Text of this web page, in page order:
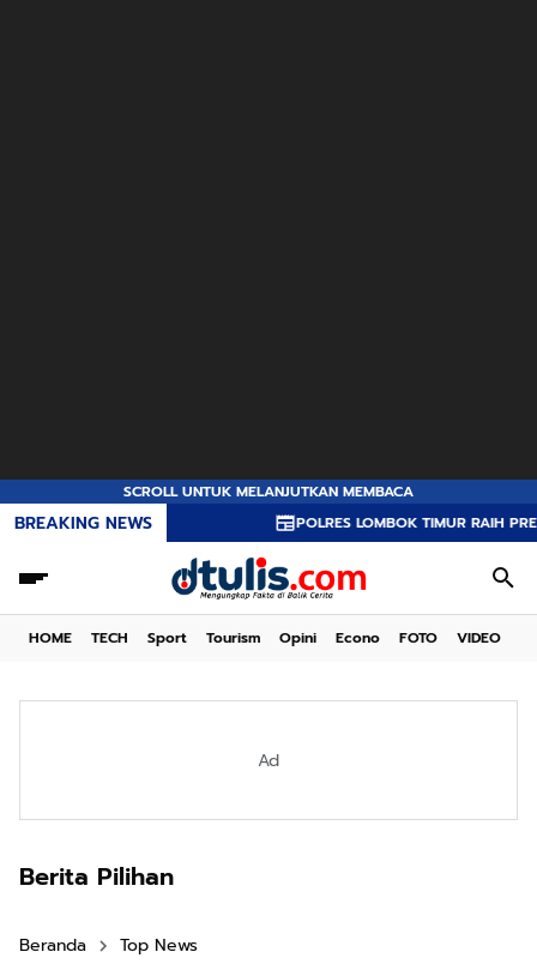
SCROLL UNTUK MELANJUTKAN MEMBACA
BREAKING NEWS POLRES LOMBOK TIMUR RAIH PREDIKAT A
HOME TECH Sport Tourism Opini Econo FOTO VIDEO
Ad
Berita Pilihan
Beranda Top News